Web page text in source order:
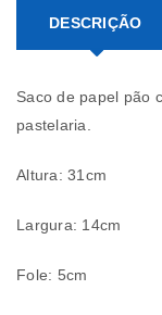
DESCRIÇÃO
Saco de papel pão
pastelaria.
Altura: 31cm
Largura: 14cm
Fole: 5cm